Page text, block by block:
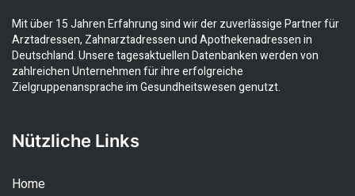
Mit über 15 Jahren Erfahrung sind wir der zuverlässige Partner für
Arztadressen, Zahnarztadressen und Apothekenadressen in
Deutschland. Unsere tagesaktuellen Datenbanken werden von
zahlreichen Unternehmen für ihre erfolgreiche
Zielgruppenansprache im Gesundheitswesen genutzt.
Nützliche Links
Home